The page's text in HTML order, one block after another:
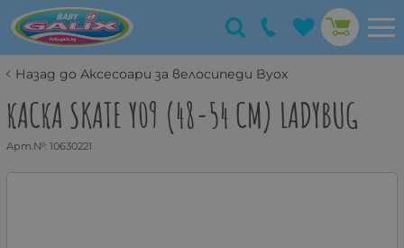
Назад до Аксесоари за велосипеди Byox
КАСКА SKATE Y09 (48-54 CM) LADYBUG
Арт.№: 10630221